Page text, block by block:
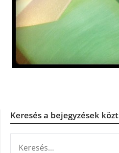
Keresés a bejegyzések közt